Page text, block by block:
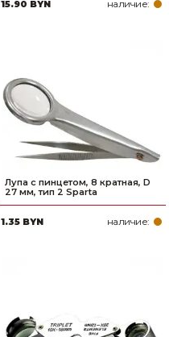
15.90 BYN наличие:
Лупа с пинцетом, 8 кратная, D
27 мм, тип 2 Sparta
1.35 BYN наличие: